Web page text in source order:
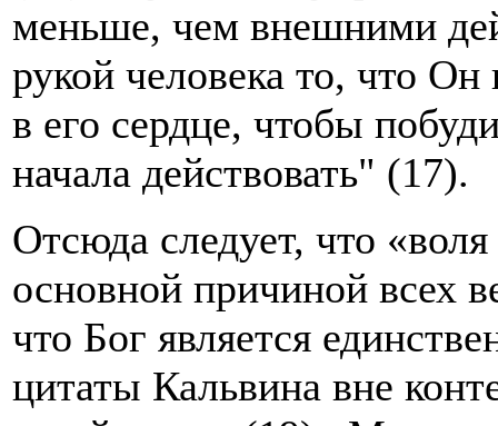
меньше, чем внешними
рукой человека то, что
в его сердце, чтобы
начала действовать" (17).
Отсюда следует, что
основной причиной всех
что Бог является
цитаты Кальвина вне